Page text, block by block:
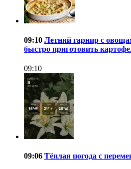
09:10 Летний гарнир с
быстро приготовить
09:10
09:06 Тёплая погода с